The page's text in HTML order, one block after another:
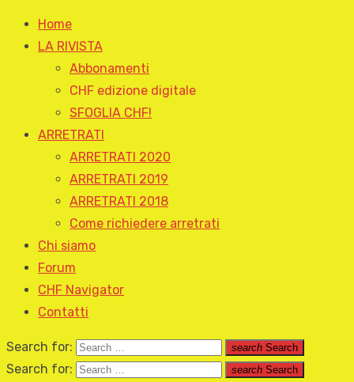
Home
LA RIVISTA
Abbonamenti
CHF edizione digitale
SFOGLIA CHF!
ARRETRATI
ARRETRATI 2020
ARRETRATI 2019
ARRETRATI 2018
Come richiedere arretrati
Chi siamo
Forum
CHF Navigator
Contatti
Search for: search Search
Search for: search Search